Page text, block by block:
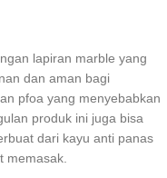
lapiran marble yang
dan aman bagi
pfoa yang menyebabkan
produk ini juga bisa
dari kayu anti panas
memasak.